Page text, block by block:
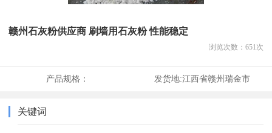
赣州石灰粉供应商 刷墙用石灰粉 性能稳定
浏览次数： 651次
产品规格： 发货地:江西省赣州瑞金市
关键词